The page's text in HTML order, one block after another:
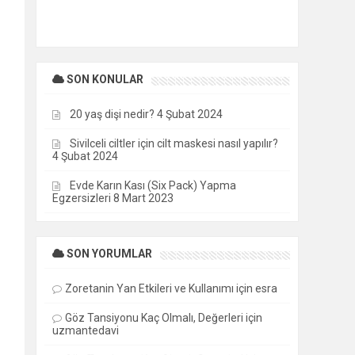
SON KONULAR
20 yaş dişi nedir? 4 Şubat 2024
Sivilceli ciltler için cilt maskesi nasıl yapılır?
4 Şubat 2024
Evde Karın Kası (Six Pack) Yapma
Egzersizleri 8 Mart 2023
SON YORUMLAR
Zoretanin Yan Etkileri ve Kullanımı için esra
Göz Tansiyonu Kaç Olmalı, Değerleri için
uzmantedavi